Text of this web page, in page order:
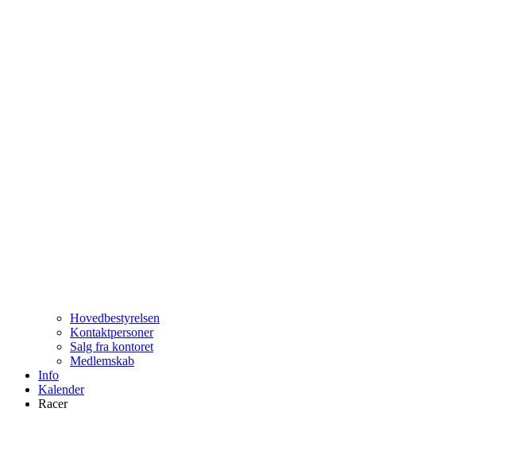
Hovedbestyrelsen
Kontaktpersoner
Salg fra kontoret
Medlemskab
Info
Kalender
Racer